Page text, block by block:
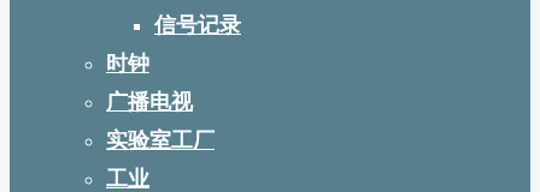
信号记录
时钟
广播电视
实验室工厂
工业